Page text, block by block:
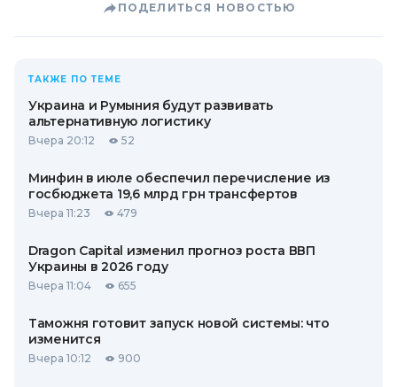
ПОДЕЛИТЬСЯ НОВОСТЬЮ
ТАКЖЕ ПО ТЕМЕ
Украина и Румыния будут развивать
альтернативную логистику
Вчера 20:12 52
Минфин в июле обеспечил перечисление из
госбюджета 19,6 млрд грн трансфертов
Вчера 11:23 479
Dragon Capital изменил прогноз роста ВВП
Украины в 2026 году
Вчера 11:04 655
Таможня готовит запуск новой системы: что
изменится
Вчера 10:12 900